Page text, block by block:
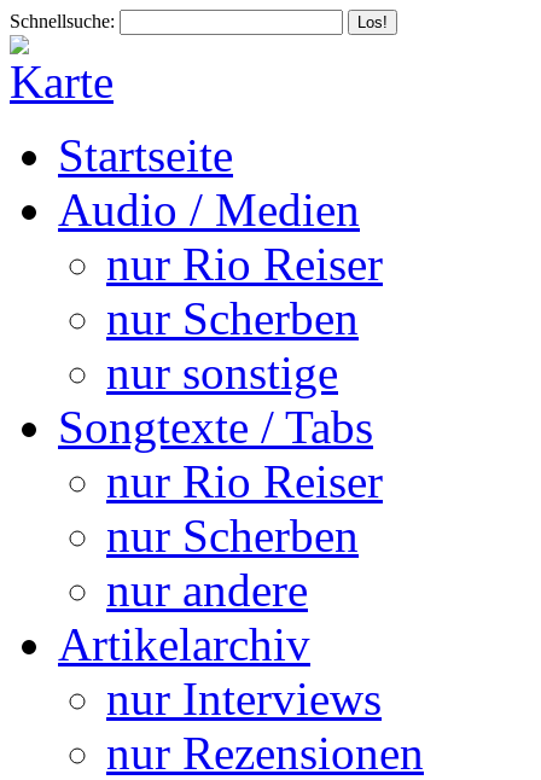
Schnellsuche:
Startseite
Audio / Medien
nur Rio Reiser
nur Scherben
nur sonstige
Songtexte / Tabs
nur Rio Reiser
nur Scherben
nur andere
Artikelarchiv
nur Interviews
nur Rezensionen